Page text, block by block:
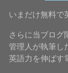
いまだけ無料で
さらに当ブログ
管理人が執筆し
英語力を伸ばす